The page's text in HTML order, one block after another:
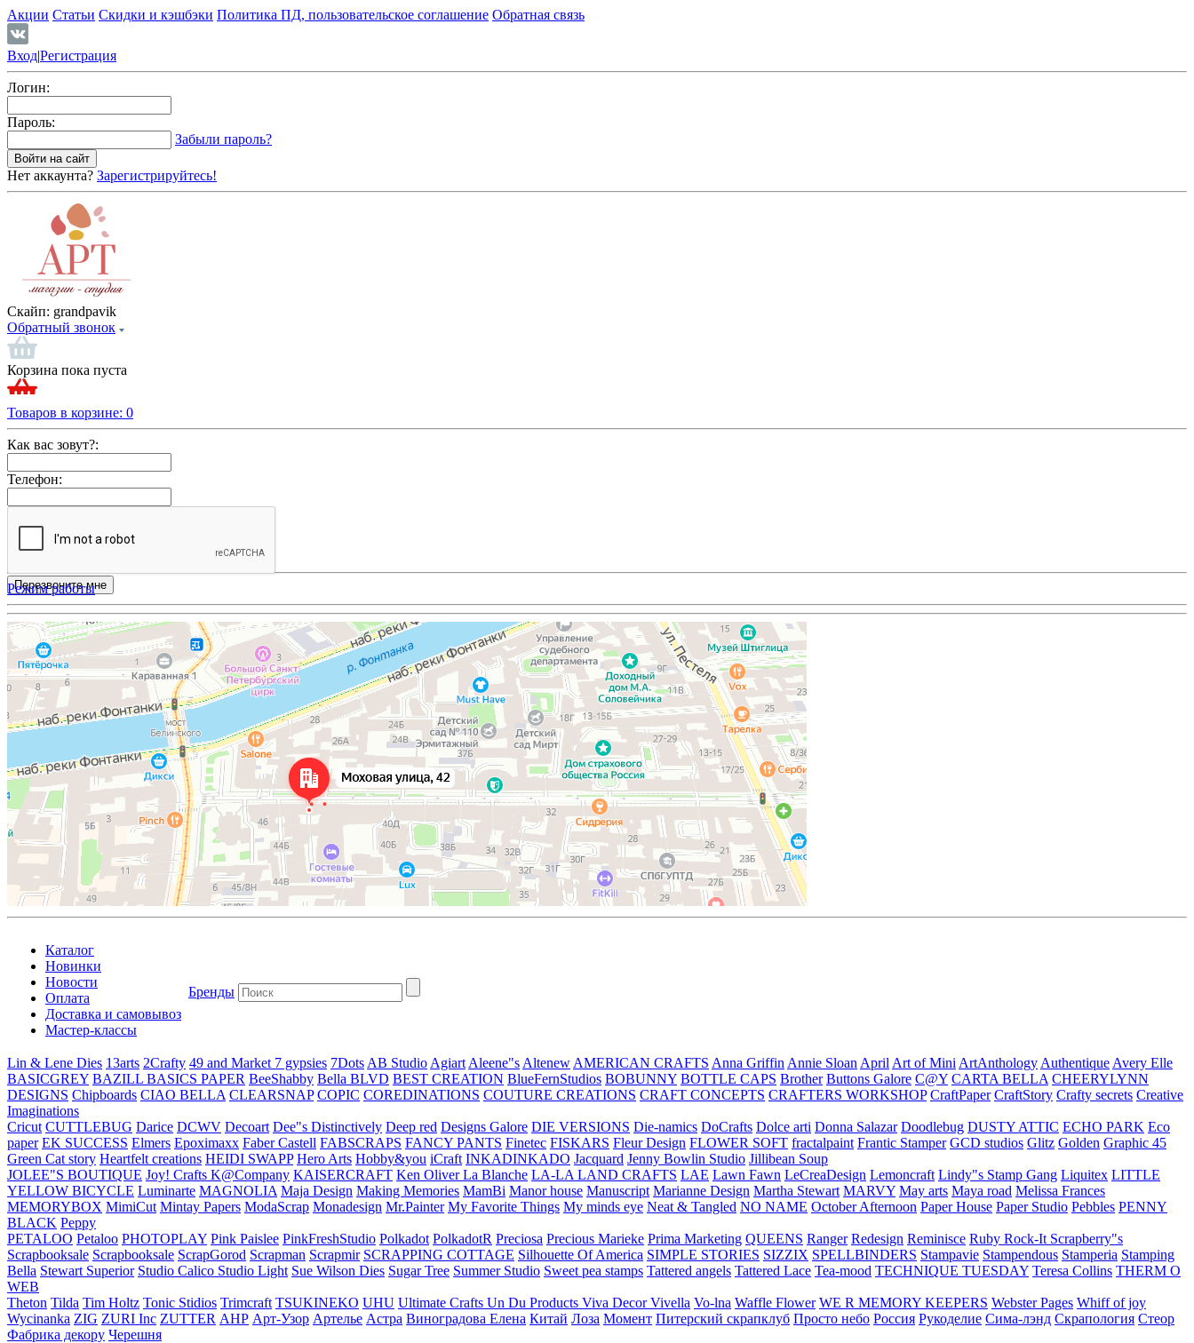
Акции Статьи Скидки и кэшбэки Политика ПД, пользовательское соглашение Обратная связь
Вход|Регистрация
Логин:
Пароль:
Забыли пароль?
Нет аккаунта? Зарегистрируйтесь!
Скайп: grandpavik
Обратный звонок
Корзина пока пуста
Товаров в корзине: 0
Как вас зовут?:
Телефон:
Режим работы
Каталог
Новинки
Новости
Оплата
Доставка и самовывоз
Мастер-классы
Бренды
Lin & Lene Dies 13arts 2Crafty 49 and Market 7 gypsies 7Dots AB Studio Agiart Aleene"s Altenew AMERICAN CRAFTS Anna Griffin Annie Sloan April Art of Mini ArtAnthology Authentique Avery Elle
BASICGREY BAZILL BASICS PAPER BeeShabby Bella BLVD BEST CREATION BlueFernStudios BOBUNNY BOTTLE CAPS Brother Buttons Galore C@Y CARTA BELLA CHEERYLYNN
DESIGNS Chipboards CIAO BELLA CLEARSNAP COPIC COREDINATIONS COUTURE CREATIONS CRAFT CONCEPTS CRAFTERS WORKSHOP CraftPaper CraftStory Crafty secrets Creative
Imaginations
Cricut CUTTLEBUG Darice DCWV Decoart Dee"s Distinctively Deep red Designs Galore DIE VERSIONS Die-namics DoCrafts Dolce arti Donna Salazar Doodlebug DUSTY ATTIC ECHO PARK Eco
paper EK SUCCESS Elmers Epoximaxx Faber Castell FABSCRAPS FANCY PANTS Finetec FISKARS Fleur Design FLOWER SOFT fractalpaint Frantic Stamper GCD studios Glitz Golden Graphic 45
Green Cat story Heartfelt creations HEIDI SWAPP Hero Arts Hobby&you iCraft INKADINKADO Jacquard Jenny Bowlin Studio Jillibean Soup
JOLEE"S BOUTIQUE Joy! Crafts K@Company KAISERCRAFT Ken OliverLa Blanche LA-LA LAND CRAFTS LAE Lawn Fawn LeCreaDesign Lemoncraft Lindy"s Stamp Gang Liquitex LITTLE
YELLOW BICYCLE Luminarte MAGNOLIA Maja Design Making Memories MamBi Manor house Manuscript Marianne Design Martha Stewart MARVY May arts Maya road Melissa Frances
MEMORYBOX MimiCut Mintay Papers ModaScrap Monadesign Mr.Painter My Favorite Things My minds eye Neat & Tangled NO NAME October Afternoon Paper House Paper Studio Pebbles PENNY
BLACK Peppy
PETALOO Petaloo PHOTOPLAY Pink Paislee PinkFreshStudio Polkadot PolkadotR Preciosa Precious Marieke Prima Marketing QUEENS Ranger Redesign Reminisce Ruby Rock-It Scrapberry"s
Scrapbooksale Scrapbooksale ScrapGorod Scrapman Scrapmir SCRAPPING COTTAGE Silhouette Of America SIMPLE STORIES SIZZIX SPELLBINDERS Stampavie Stampendous Stamperia Stamping
Bella Stewart Superior Studio Calico Studio Light Sue Wilson Dies Sugar Tree Summer Studio Sweet pea stamps Tattered angels Tattered Lace Tea-mood TECHNIQUE TUESDAY Teresa Collins THERM O
WEB
Theton Tilda Tim Holtz Tonic Stidios Trimcraft TSUKINEKO UHU Ultimate Crafts Un Du Products Viva DecorVivella Vo-lna Waffle Flower WE R MEMORY KEEPERS Webster Pages Whiff of joy
Wycinanka ZIG ZURI Inc ZUTTER АНР Арт-Узор Артелье Астра Виноградова Елена Китай Лоза Момент Питерский скрапклуб Просто небо Россия Рукоделие Сима-лэнд Скрапология Стеор
Фабрика декору Черешня